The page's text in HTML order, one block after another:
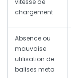
vitesse de
chargement
Absence ou
mauvaise
utilisation de
balises meta